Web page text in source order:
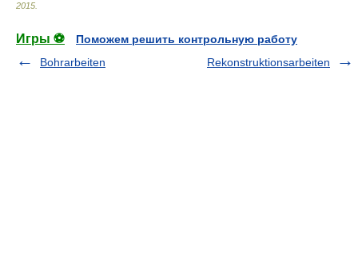
2015
Игры ⚽
Поможем решить контрольную работу
Bohrarbeiten
Rekonstruktionsarbeiten